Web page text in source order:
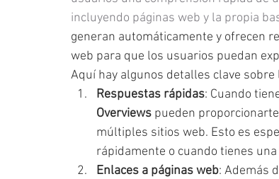
incluyendo páginas web y la propia
generan automáticamente y ofrecen
web para que los usuarios puedan
Aquí hay algunos detalles clave sobre
Respuestas rápidas: Cuando
Overviews pueden
múltiples sitios web. Esto es
rápidamente o cuando tienes
Enlaces a páginas web: Además